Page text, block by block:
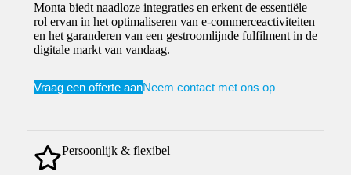
Monta biedt naadloze integraties en erkent de essentiële
rol ervan in het optimaliseren van e-commerceactiviteiten
en het garanderen van een gestroomlijnde fulfilment in de
digitale markt van vandaag.
Vraag een offerte aanNeem contact met ons op
Persoonlijk & flexibel